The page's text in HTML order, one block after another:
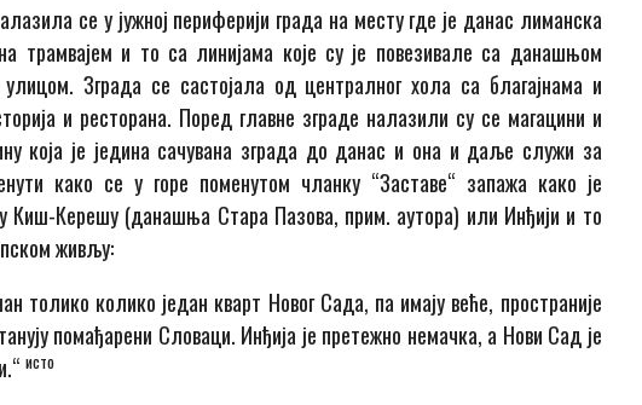
се у јужној периферији града на месту где је данас лиманска
трамвајем и то са линијама које су је повезивале са данашњом
Зграда се састојала од централног хола са благајнама и
и ресторана. Поред главне зграде налазили су се магацини и
која је једина сачувана зграда до данас и она и даље служи за
како се у горе поменутом чланку “Заставе“ запажа како је
Киш-Керешу (данашњa Стара Пазова, прим. аутора) или Инђији и то
живљу:
колико један кварт Новог Сада, па имају веће, пространије
помађарени Словаци. Инђија је претежно немачка, а Нови Сад је
исто